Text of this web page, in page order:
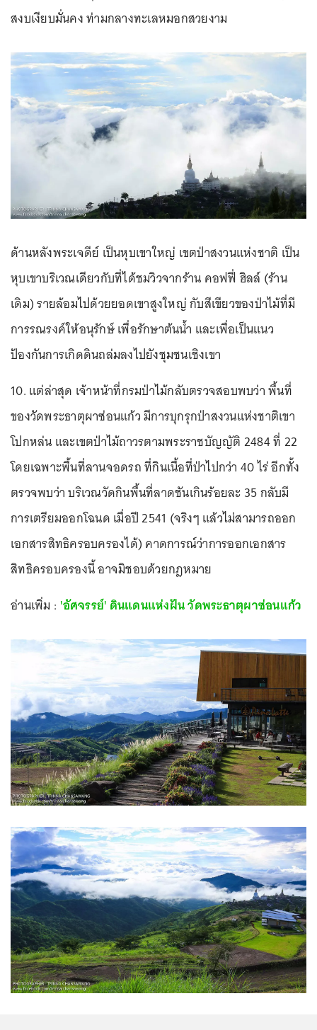
สงบเงียบมั่นคง ท่ามกลางทะเลหมอกสวยงาม
ด้านหลังพระเจดีย์ เป็นหุบเขาใหญ่ เขตป่าสงวนแห่งชาติ เป็น
หุบเขาบริเวณเดียวกับที่ได้ชมวิวจากร้าน คอฟฟี่ ฮิลล์ (ร้าน
เดิม) รายล้อมไปด้วยยอดเขาสูงใหญ่ กับสีเขียวของป่าไม้ที่มี
การรณรงค์ให้อนุรักษ์ เพื่อรักษาต้นน้ำ และเพื่อเป็นแนว
ป้องกันการเกิดดินถล่มลงไปยังชุมชนเชิงเขา
10. แต่ล่าสุด เจ้าหน้าที่กรมป่าไม้กลับตรวจสอบพบว่า พื้นที่
ของวัดพระธาตุผาซ่อนแก้ว มีการบุกรุกป่าสงวนแห่งชาติเขา
โปกหล่น และเขตป่าไม้ถาวรตามพระราชบัญญัติ 2484 ที่ 22
โดยเฉพาะพื้นที่ลานจอดรถ ที่กินเนื้อที่ป่าไปกว่า 40 ไร่ อีกทั้ง
ตรวจพบว่า บริเวณวัดกินพื้นที่ลาดชันเกินร้อยละ 35 กลับมี
การเตรียมออกโฉนด เมื่อปี 2541 (จริงๆ แล้วไม่สามารถออก
เอกสารสิทธิครอบครองได้) คาดการณ์ว่าการออกเอกสาร
สิทธิครอบครองนี้ อาจมิชอบด้วยกฎหมาย
อ่านเพิ่ม : 'อัศจรรย์' ดินแดนแห่งฝัน วัดพระธาตุผาซ่อนแก้ว